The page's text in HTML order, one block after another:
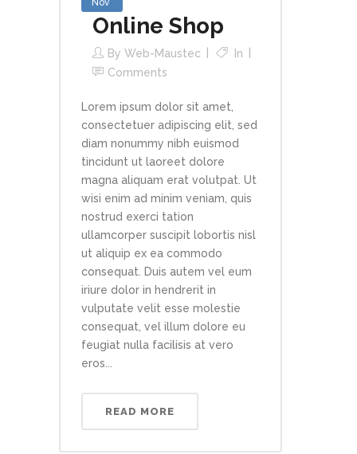
Online Shop
By Web-Maustec
In
Comments
Lorem ipsum dolor sit amet,
consectetuer adipiscing elit, sed
diam nonummy nibh euismod
tincidunt ut laoreet dolore
magna aliquam erat volutpat. Ut
wisi enim ad minim veniam, quis
nostrud exerci tation
ullamcorper suscipit lobortis nisl
ut aliquip ex ea commodo
consequat. Duis autem vel eum
iriure dolor in hendrerit in
vulputate velit esse molestie
consequat, vel illum dolore eu
feugiat nulla facilisis at vero
eros...
READ MORE